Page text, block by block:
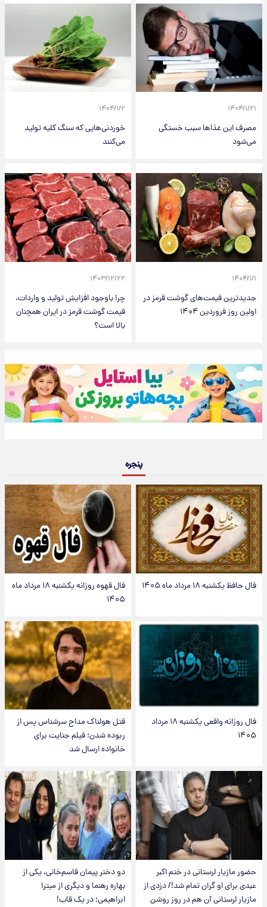
۱۴۰۴/۱/۲۱
مصرف این غذاها سبب خستگی
می‌شود
۱۴۰۴/۱/۲
خوردنی‌هایی که سنگ کلیه تولید
می‌کنند
۱۴۰۴/۱/۱
جدیدترین قیمت‌های گوشت قرمز در
اولین روز فروردین ۱۴۰۴
۱۴۰۳/۱۲/۲۲
چرا باوجود افزایش تولید و واردات،
قیمت گوشت قرمز در ایران همچنان
بالا است؟
پنجره
فال حافظ یکشنبه ۱۸ مرداد ماه ۱۴۰۵
فال قهوه روزانه یکشنبه ۱۸ مرداد ماه
۱۴۰۵
فال روزانه واقعی یکشنبه ۱۸ مرداد
۱۴۰۵
قتل هولناک مداح سرشناس پس از
ربوده شدن؛ فیلم جنایت برای
خانواده ارسال شد
حضور مازیار لرستانی در ختم اکبر
عبدی برای او گران تمام شد!/ دزدی از
مازیار لرستانی آن هم در روز روشن
دو دختر پیمان قاسم‌خانی، یکی از
بهاره رهنما و دیگری از میترا
ابراهیمی؛ در یک قاب!